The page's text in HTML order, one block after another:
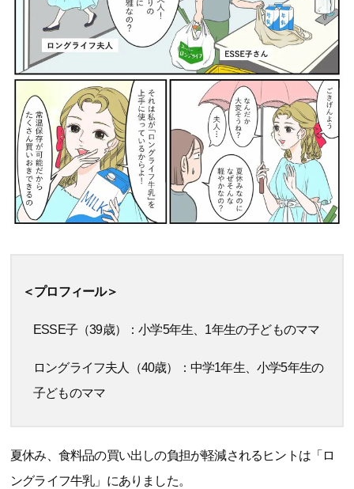
＜プロフィール＞
ESSE子（39歳）：小学5年生、1年生の子どものママ
ロングライフ夫人（40歳）：中学1年生、小学5年生の
子どものママ
夏休み、食料品の買い出しの負担が軽減されるヒントは「ロ
ングライフ牛乳」にありました。